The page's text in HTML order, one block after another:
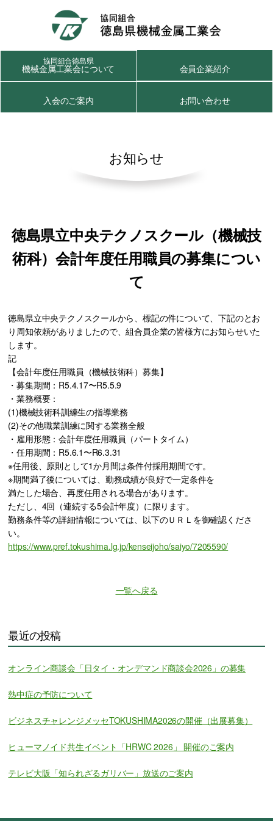
協同組合徳島県
機械金属工業会について 会員企業紹介
入会のご案内 お問い合わせ
お知らせ
徳島県立中央テクノスクール（機械技
術科）会計年度任用職員の募集につい
て
徳島県立中央テクノスクールから、標記の件について、下記のとお
り周知依頼がありましたので、組合員企業の皆様方にお知らせいた
します。
記
【会計年度任用職員（機械技術科）募集】
・募集期間：R5.4.17〜R5.5.9
・業務概要：
(1)機械技術科訓練生の指導業務
(2)その他職業訓練に関する業務全般
・雇用形態：会計年度任用職員（パートタイム）
・任用期間：R5.6.1〜R6.3.31
※任用後、原則として1か月間は条件付採用期間です。
※期間満了後については、勤務成績が良好で一定条件を
満たした場合、再度任用される場合があります。
ただし、4回（連続する5会計年度）に限ります。
勤務条件等の詳細情報については、以下のＵＲＬを御確認くださ
い。
https://www.pref.tokushima.lg.jp/kenseijoho/saiyo/7205590/
一覧へ戻る
最近の投稿
オンライン商談会「日タイ・オンデマンド商談会2026」の募集
熱中症の予防について
ビジネスチャレンジメッセTOKUSHIMA2026の開催（出展募集）
ヒューマノイド共生イベント「HRWC 2026」 開催のご案内
テレビ大阪「知られざるガリバー」放送のご案内